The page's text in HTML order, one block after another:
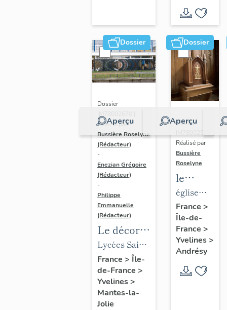
Dossier
Aperçu
Dossier
IM78002670 |
Réalisé par
Bussière Roselyne
(Rédacteur)
-
Enezian Grégoire
(Rédacteur)
-
Philippe
Emmanuelle
(Rédacteur)
Le décor
des lycées
de Mantes
Lycées Saint-
Exupéry et
Jean Rostand
France > Île-
de-France >
Yvelines>
Mantes-la-
Jolie
Dossier
Aperçu
Dossier
Réalisé par
Bussière
Roselyne
le
mobilier
de
l'église
Saint-
Germain-
de-
Paris
église
paroissiale
Saint-
Germain
France >
Île-de-
France >
Yvelines>
Andrésy